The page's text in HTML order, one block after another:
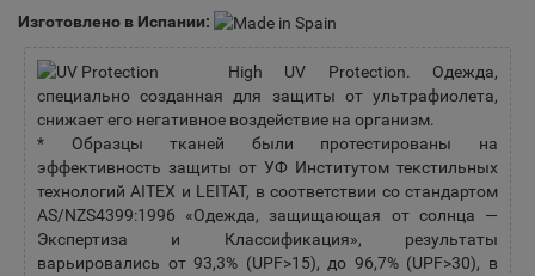
Изготовлено в Испании:
High UV Protection. Одежда,
специально созданная для защиты от ультрафиолета,
снижает его негативное воздействие на организм.
* Образцы тканей были протестированы на
эффективность защиты от УФ Институтом текстильных
технологий AITEX и LEITAT, в соответствии со стандартом
AS/NZS4399:1996 «Одежда, защищающая от солнца —
Экспертиза и Классификация», результаты
варьировались от 93,3% (UPF>15), до 96,7% (UPF>30), в